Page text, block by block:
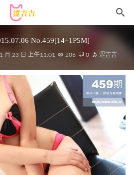
No.459[14+1P5M]
月 23 日 上午11:01 206 0 涩吉吉
妹和服 [39P/65MB] 2023-04-05
NO.10451 唐安琪[81+1P/728MB]